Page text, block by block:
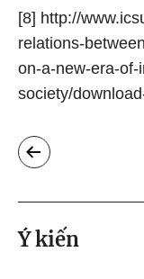
[8] http://
relations-
on-a-new-era-
society/
Ý kiến